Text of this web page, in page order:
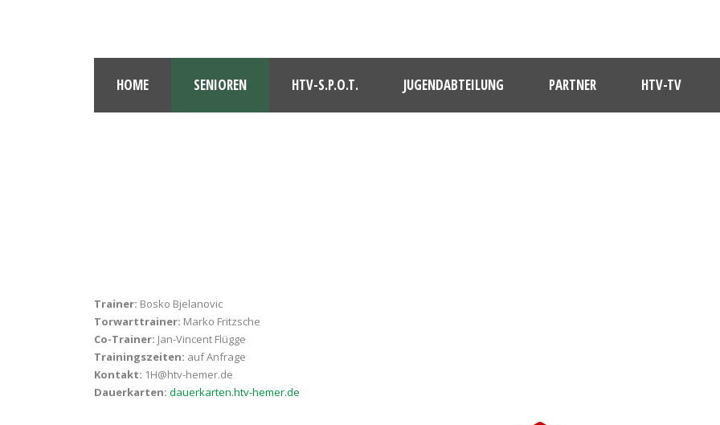
HOME SENIOREN HTV-S.P.O.T. JUGENDABTEILUNG PARTNER HTV-TV
Trainer: Bosko Bjelanovic
Torwarttrainer: Marko Fritzsche
Co-Trainer: Jan-Vincent Flügge
Trainingszeiten: auf Anfrage
Kontakt: 1H@htv-hemer.de
Dauerkarten: dauerkarten.htv-hemer.de